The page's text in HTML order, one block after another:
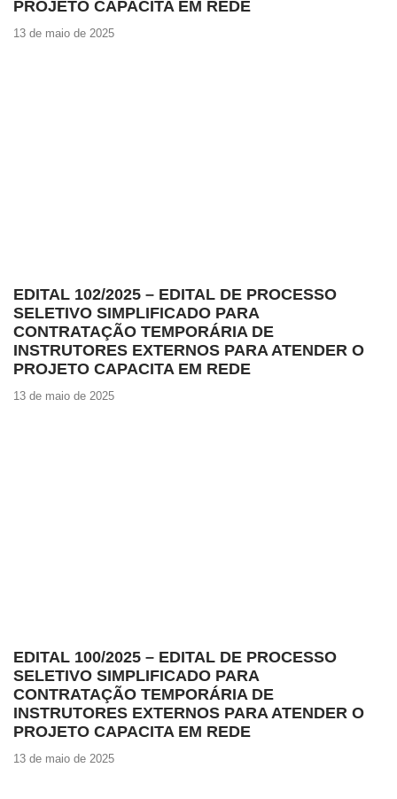
PROJETO CAPACITA EM REDE
13 de maio de 2025
EDITAL 102/2025 – EDITAL DE PROCESSO
SELETIVO SIMPLIFICADO PARA
CONTRATAÇÃO TEMPORÁRIA DE
INSTRUTORES EXTERNOS PARA ATENDER O
PROJETO CAPACITA EM REDE
13 de maio de 2025
EDITAL 100/2025 – EDITAL DE PROCESSO
SELETIVO SIMPLIFICADO PARA
CONTRATAÇÃO TEMPORÁRIA DE
INSTRUTORES EXTERNOS PARA ATENDER O
PROJETO CAPACITA EM REDE
13 de maio de 2025